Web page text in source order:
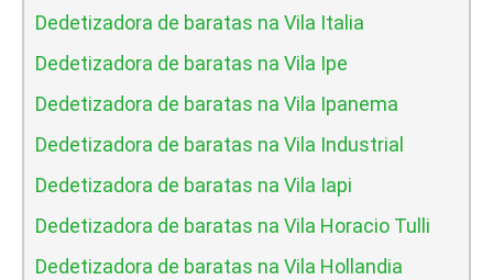
Dedetizadora de baratas na Vila Italia
Dedetizadora de baratas na Vila Ipe
Dedetizadora de baratas na Vila Ipanema
Dedetizadora de baratas na Vila Industrial
Dedetizadora de baratas na Vila Iapi
Dedetizadora de baratas na Vila Horacio Tulli
Dedetizadora de baratas na Vila Hollandia